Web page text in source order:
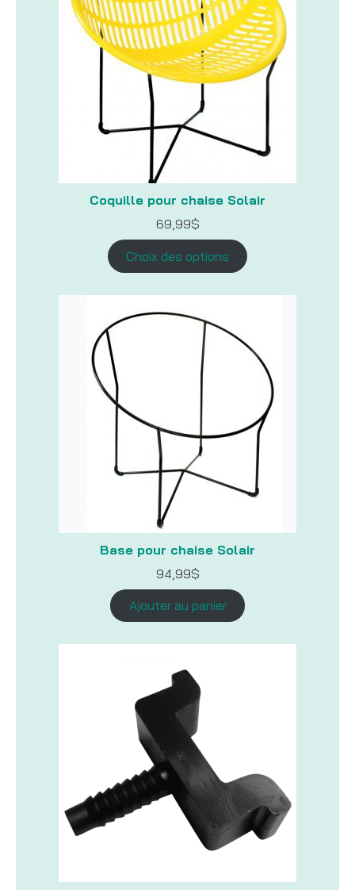
Coquille pour chaise Solair
69,99$
Choix des options
Base pour chaise Solair
94,99$
Ajouter au panier